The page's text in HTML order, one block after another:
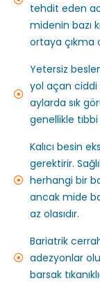
tehdit eden
midenin bazı
ortaya çıkma
Yetersiz
yol açan ciddi
aylarda sık
genellikle
Kalıcı besin
gerektirir.
herhangi bir
ancak mide
az olasıdır.
Bariatrik
adezyonlar
barsak